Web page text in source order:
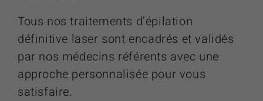
Tous nos traitements d’épilation
définitive laser sont encadrés et validés
par nos médecins référents avec une
approche personnalisée pour vous
satisfaire.